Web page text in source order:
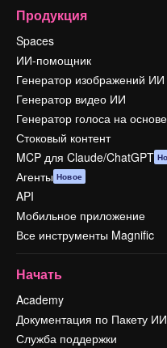
Продукция
Spaces
ИИ-помощник
Генератор изображений ИИ
Генератор видео ИИ
Генератор голоса на
Стоковый контент
MCP для Claude/ChatGPT
Агенты Новое
API
Мобильное приложение
Все инструменты Magnific
Начать
Academy
Документация по Пакету ИИ
Служба поддержки